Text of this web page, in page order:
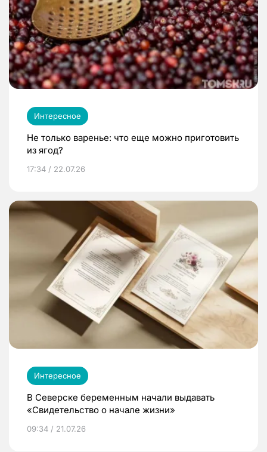
Интересное
Не только варенье: что еще можно приготовить
из ягод?
17:34 / 22.07.26
Интересное
В Северске беременным начали выдавать
«Свидетельство о начале жизни»
09:34 / 21.07.26